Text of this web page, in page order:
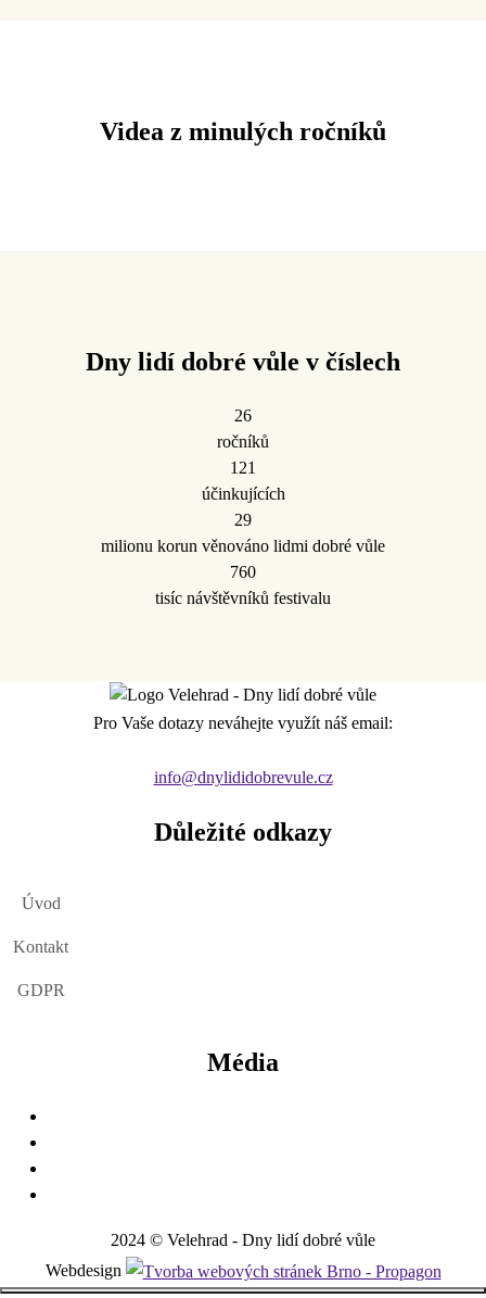
Videa z minulých ročníků
Dny lidí dobré vůle v číslech
26
ročníků
121
účinkujících
29
milionu korun věnováno lidmi dobré vůle
760
tisíc návštěvníků festivalu
Pro Vaše dotazy neváhejte využít náš email:
info@dnylididobrevule.cz
Důležité odkazy
Úvod
Kontakt
GDPR
Média
2024 © Velehrad - Dny lidí dobré vůle
Webdesign